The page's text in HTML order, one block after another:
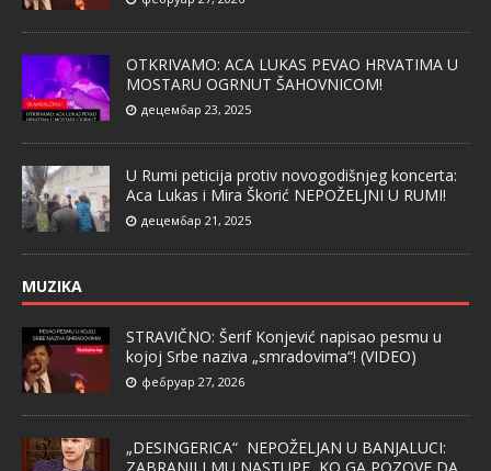
OTKRIVAMO: ACA LUKAS PEVAO HRVATIMA U
MOSTARU OGRNUT ŠAHOVNICOM!
децембар 23, 2025
U Rumi peticija protiv novogodišnjeg koncerta:
Aca Lukas i Mira Škorić NEPOŽELJNI U RUMI!
децембар 21, 2025
MUZIKA
STRAVIČNO: Šerif Konjević napisao pesmu u
kojoj Srbe naziva „smradovima“! (VIDEO)
фебруар 27, 2026
„DESINGERICA“ NEPOŽELJAN U BANJALUCI: